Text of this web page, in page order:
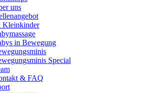
uns
Kleinkinder
in Bewegung
Special
& FAQ